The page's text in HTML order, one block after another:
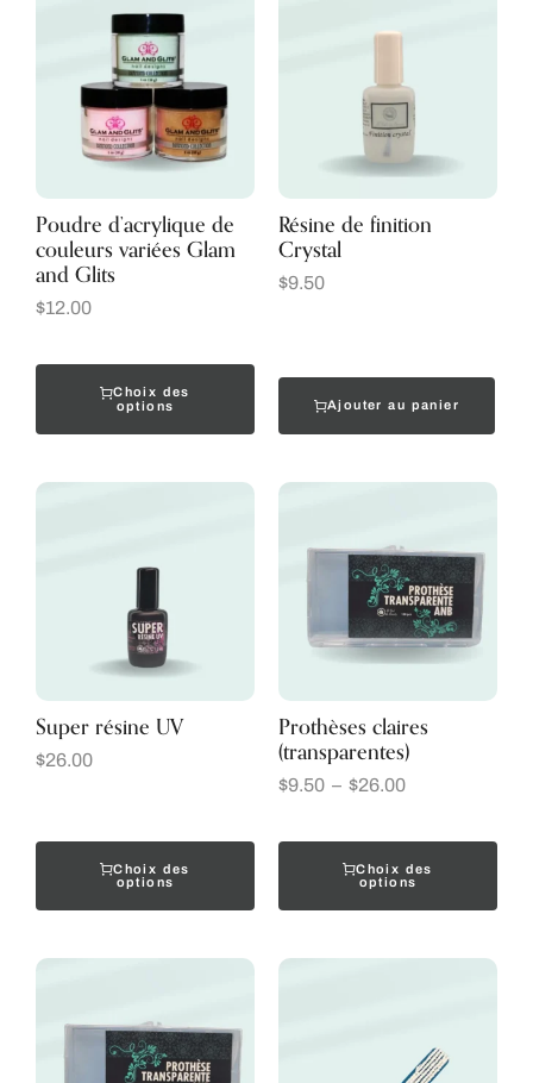
Poudre d’acrylique de
couleurs variées Glam
and Glits
$12.00
Choix des
options
Résine de finition
Crystal
$9.50
Ajouter au panier
Super résine UV
$26.00
Choix des
options
Prothèses claires
(transparentes)
$9.50 – $26.00
Choix des
options